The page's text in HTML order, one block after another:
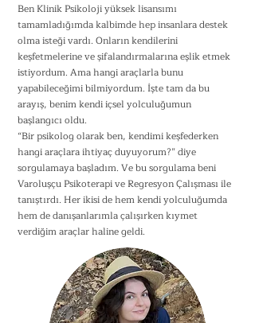
Ben Klinik Psikoloji yüksek lisansımı
tamamladığımda kalbimde hep insanlara destek
olma isteği vardı. Onların kendilerini
keşfetmelerine ve şifalandırmalarına eşlik etmek
istiyordum. Ama hangi araçlarla bunu
yapabileceğimi bilmiyordum. İşte tam da bu
arayış, benim kendi içsel yolculuğumun
başlangıcı oldu.
“Bir psikolog olarak ben, kendimi keşfederken
hangi araçlara ihtiyaç duyuyorum?” diye
sorgulamaya başladım. Ve bu sorgulama beni
Varoluşçu Psikoterapi ve Regresyon Çalışması ile
tanıştırdı. Her ikisi de hem kendi yolculuğumda
hem de danışanlarımla çalışırken kıymet
verdiğim araçlar haline geldi.